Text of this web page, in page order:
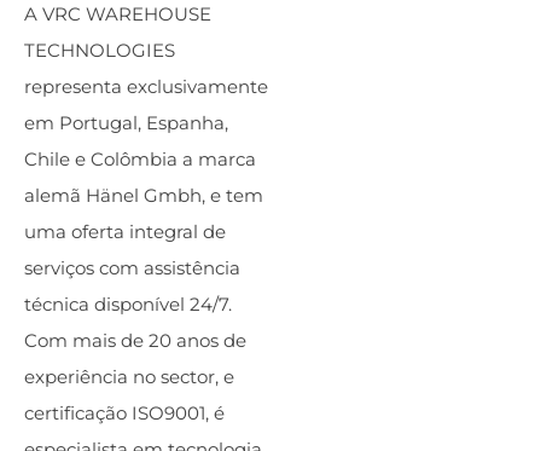
A VRC WAREHOUSE
TECHNOLOGIES
representa exclusivamente
em Portugal, Espanha,
Chile e Colômbia a marca
alemã Hänel Gmbh, e tem
uma oferta integral de
serviços com assistência
técnica disponível 24/7.
Com mais de 20 anos de
experiência no sector, e
certificação ISO9001, é